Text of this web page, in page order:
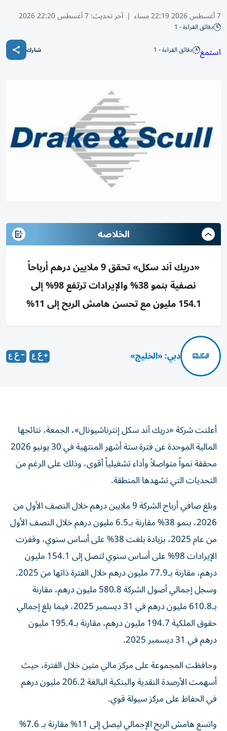
7 أغسطس 2026 22:19 مساء | آخر تحديث:7 أغسطس 22:20 2026
دقائق القراءة - 1
استمع دقائق القراءة - 1 شارك
الخلاصه
«دريك آند سكل» تحقق 9 ملايين درهم أرباحاً
نصفية بنمو 38% والإيرادات ترتفع 98% إلى
154.1 مليون مع تحسن هامش الربح إلى 11%
دبي: «الخليج»
أعلنت شركة «دريك آند سكل إنترناشيونال»، الجمعة، نتائجها
المالية الموحدة عن فترة ستة أشهر المنتهية في 30 يونيو 2026
محققة نمواً متواصلاً وأداء تشغيلياً أقوى، وذلك على الرغم من
التحديات التي تشهدها المنطقة.
وبلغ صافي أرباح الشركة 9 ملايين درهم خلال النصف الأول من
2026، بنمو 38% مقارنة بـ6.5 مليون درهم خلال النصف الأول
من عام 2025، بزيادة بلغت 38% على أساس سنوي، وقفزت
الإيرادات 98% على أساس سنوي لتصل إلى 154.1 مليون
درهم، مقارنة بـ77.9 مليون درهم خلال الفترة ذاتها من 2025.
وسجل إجمالي أصول الشركة 580.8 مليون درهم، مقارنة
بـ610.8 مليون درهم في 31 ديسمبر 2025، فيما بلغ إجمالي
حقوق الملكية 194.7 مليون درهم، مقارنة بـ195.4 مليون
درهم في 31 ديسمبر 2025.
وحافظت المجموعة على مركز مالي متين خلال الفترة، حيث
أسهمت الأرصدة النقدية والبنكية البالغة 206.2 مليون درهم
في الحفاظ على مركز سيولة قوي.
واتسع هامش الربح الإجمالي ليصل إلى 11% مقارنة بـ 7.6%